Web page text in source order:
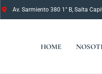
Av. Sarmiento 380 1° B, Salta
HOME